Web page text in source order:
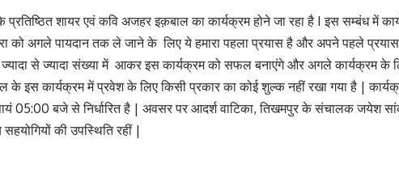
शायर एवं कवि अजहर इक़बाल का कार्यक्रम होने जा रहा है I इस सम्बंध में
को अगले पायदान तक ले जाने के लिए ये हमारा पहला प्रयास है और अपने पहले
से ज्यादा संख्या में आकर इस कार्यक्रम को सफल बनाएंगे और अगले कार्यक्रम के
कार्यक्रम में प्रवेश के लिए किसी प्रकार का कोई शुल्क नहीं रखा गया है |
05:00 बजे से निर्धारित है | अवसर पर आदर्श वाटिका, तिखमपुर के संचालक जयेश
की उपस्थिति रहीं |